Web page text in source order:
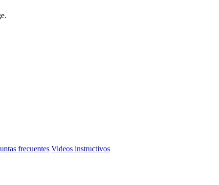
frecuentes Videos instructivos